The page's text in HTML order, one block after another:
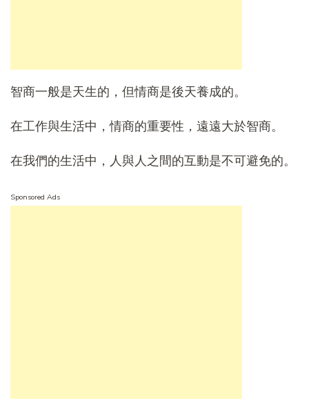
智商一般是天生的，但情商是後天養成的。
在工作與生活中，情商的重要性，遠遠大於智商。
在我們的生活中，人與人之間的互動是不可避免的。
Sponsored Ads